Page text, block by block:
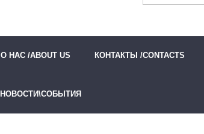
О НАС /ABOUT US КОНТАКТЫ /CONTACTS
НОВОСТИ\СОБЫТИЯ